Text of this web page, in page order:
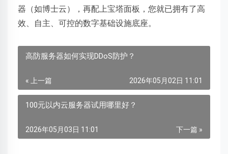
器（如博士云），再配上宝塔面板，您就已拥有了高
效、自主、可控的数字基础设施底座。
高防服务器如何实现DDoS防护？
« 上一篇 2026年05月02日 11:01
100元以内云服务器试用哪里好？
下一篇 »
2026年05月03日 11:01